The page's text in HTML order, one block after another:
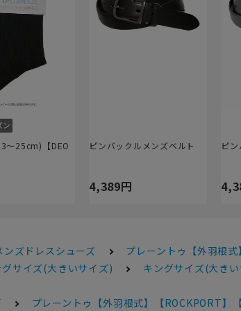
～25cm)【DEO
ピンバックルメンズベルト
4,389円
ピ
ンズドレスシューズ
プレーントゥ【外羽根式
グサイズ(大きいサイズ)
キングサイズ(大き
プレーントゥ【外羽根式】【ROCKPORT】【